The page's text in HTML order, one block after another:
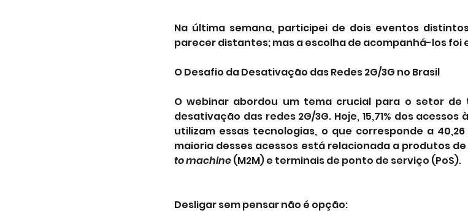
Na última semana, participei de dois eventos
parecer distantes; mas a escolha de acompanhá-los foi
O Desafio da Desativação das Redes 2G/3G no Brasil
O webinar abordou um tema crucial para o setor de
desativação das redes 2G/3G. Hoje, 15,71% dos
utilizam essas tecnologias, o que corresponde a
maioria desses acessos está relacionada a produtos
to machine (M2M) e terminais de ponto de serviço (PoS).
Desligar sem pensar não é opção: